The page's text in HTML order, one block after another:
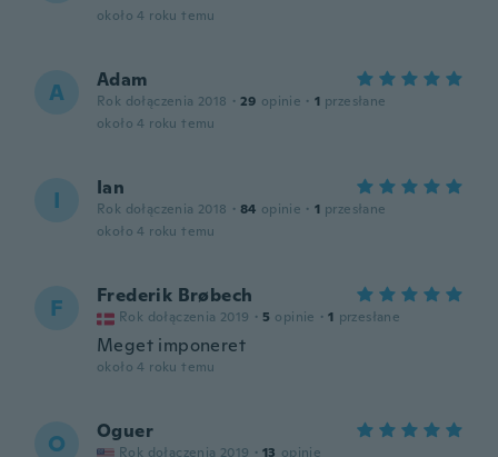
około 4 roku temu
A Adam
Rok dołączenia 2018 · 29 opinie · 1 przesłane
około 4 roku temu
I Ian
Rok dołączenia 2018 · 84 opinie · 1 przesłane
około 4 roku temu
F Frederik Brøbech
Rok dołączenia 2019 · 5 opinie · 1 przesłane
Meget imponeret
około 4 roku temu
O Oguer
Rok dołączenia 2019 · 13 opinie